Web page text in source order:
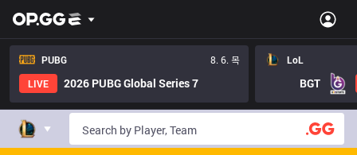
PUBG
8. 6. 목
LIVE
2026 PUBG Global Series 7
LoL
BGT